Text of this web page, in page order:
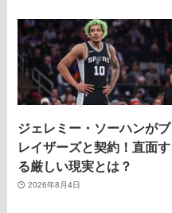
ジェレミー・ソーハンがブ
レイザーズと契約！直面す
る厳しい現実とは？
2026年8月4日